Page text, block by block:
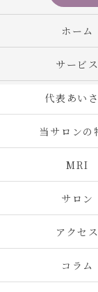
ホーム
サービス
代表あい
当サロンの
MRI
サロン
アクセス
コラム